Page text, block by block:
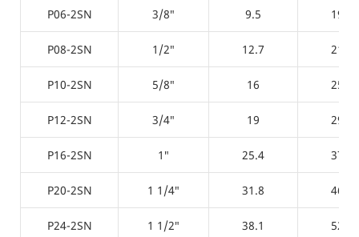
P06-2SN 3/8″ 9.5 19.2
P08-2SN 1/2″ 12.7 21.8
P10-2SN 5/8″ 16 25.4
P12-2SN 3/4″ 19 29.9
P16-2SN 1″ 25.4 37.8
P20-2SN 1 1/4″ 31.8 46.4
P24-2SN 1 1/2″ 38.1 52.7